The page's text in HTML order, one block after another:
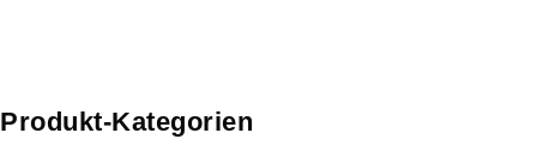
Produkt-Kategorien